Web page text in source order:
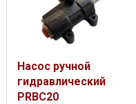
Насос ручной
гидравлический
PRBC20